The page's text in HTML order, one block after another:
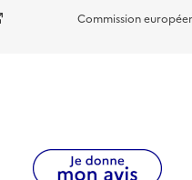
Commission